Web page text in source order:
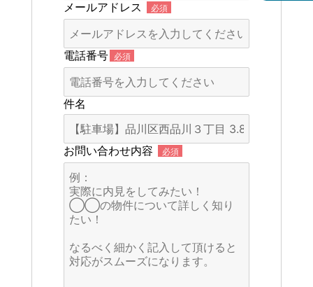
メールアドレス 必須
電話番号 必須
件名
お問い合わせ内容 必須